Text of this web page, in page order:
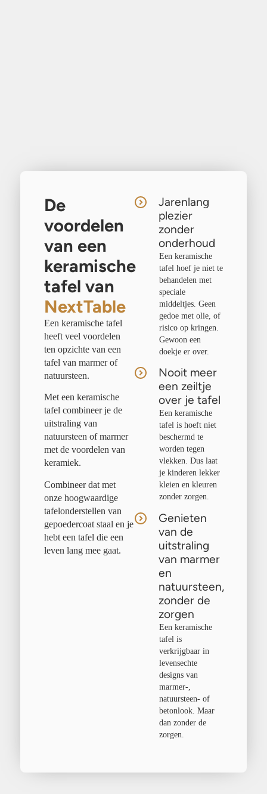
Jarenlang
plezier
zonder
onderhoud
Een keramische
tafel hoef je niet te
behandelen met
speciale
middeltjes. Geen
gedoe met olie, of
risico op kringen.
Gewoon een
doekje er over.
Nooit meer
een zeiltje
over je tafel
Een keramische
tafel is hoeft niet
beschermd te
worden tegen
vlekken. Dus laat
je kinderen lekker
kleien en kleuren
zonder zorgen.
Genieten
van de
uitstraling
van marmer
en
natuursteen,
zonder de
zorgen
Een keramische
tafel is
verkrijgbaar in
levensechte
designs van
marmer-,
natuursteen- of
betonlook. Maar
dan zonder de
zorgen.
Een keramische tafel
heeft veel voordelen
ten opzichte van een
tafel van marmer of
natuursteen.
Met een keramische
tafel combineer je de
uitstraling van
natuursteen of marmer
met de voordelen van
keramiek.
Combineer dat met
onze hoogwaardige
tafelonderstellen van
gepoedercoat staal en je
hebt een tafel die een
leven lang mee gaat.
De
voordelen
van een
keramische
tafel van
NextTable